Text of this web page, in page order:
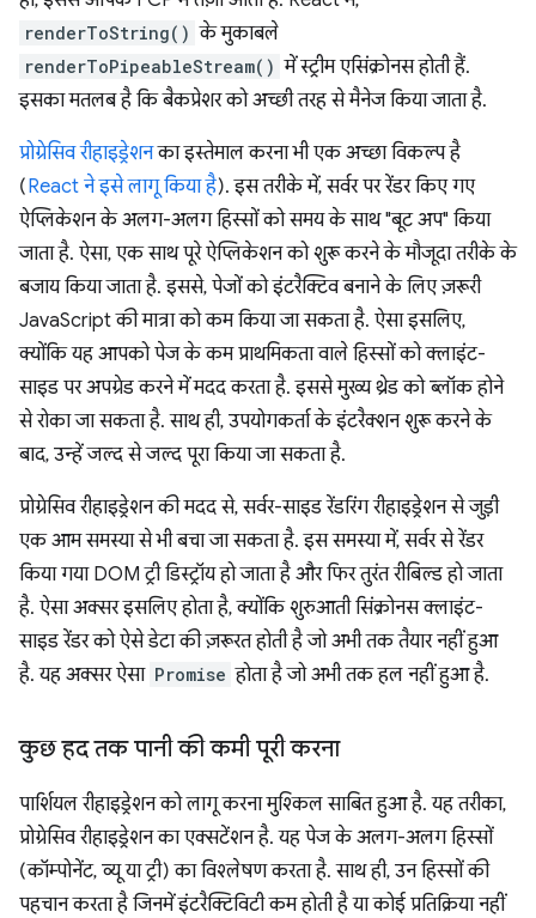
renderToString() के मुकाबले
renderToPipeableStream() में स्ट्रीम एसिंक्रोनस होती हैं.
इसका मतलब है कि बैकप्रेशर को अच्छी तरह से मैनेज किया जाता है.
प्रोग्रेसिव रीहाइड्रेशनका इस्तेमाल करना भी एक अच्छा विकल्प है
(React ने इसे लागू किया है). इस तरीके में, सर्वर पर रेंडर किए गए
ऐप्लिकेशन के अलग-अलग हिस्सों को समय के साथ "बूट अप" किया
जाता है. ऐसा, एक साथ पूरे ऐप्लिकेशन को शुरू करने के मौजूदा तरीके के
बजाय किया जाता है. इससे, पेजों को इंटरैक्टिव बनाने के लिए ज़रूरी
JavaScript की मात्रा को कम किया जा सकता है. ऐसा इसलिए,
क्योंकि यह आपको पेज के कम प्राथमिकता वाले हिस्सों को क्लाइंट-
साइड पर अपग्रेड करने में मदद करता है. इससे मुख्य थ्रेड को ब्लॉक होने
से रोका जा सकता है. साथ ही, उपयोगकर्ता के इंटरैक्शन शुरू करने के
बाद, उन्हें जल्द से जल्द पूरा किया जा सकता है.
प्रोग्रेसिव रीहाइड्रेशन की मदद से, सर्वर-साइड रेंडरिंग रीहाइड्रेशन से जुड़ी
एक आम समस्या से भी बचा जा सकता है. इस समस्या में, सर्वर से रेंडर
किया गया DOM ट्री डिस्ट्रॉय हो जाता है और फिर तुरंत रीबिल्ड हो जाता
है. ऐसा अक्सर इसलिए होता है, क्योंकि शुरुआती सिंक्रोनस क्लाइंट-
साइड रेंडर को ऐसे डेटा की ज़रूरत होती है जो अभी तक तैयार नहीं हुआ
है. यह अक्सर ऐसा Promise होता है जो अभी तक हल नहीं हुआ है.
कुछ हद तक पानी की कमी पूरी करना
पार्शियल रीहाइड्रेशन को लागू करना मुश्किल साबित हुआ है. यह तरीका,
प्रोग्रेसिव रीहाइड्रेशन का एक्सटेंशन है. यह पेज के अलग-अलग हिस्सों
(कॉम्पोनेंट, व्यू या ट्री) का विश्लेषण करता है. साथ ही, उन हिस्सों की
पहचान करता है जिनमें इंटरैक्टिविटी कम होती है या कोई प्रतिक्रिया नहीं